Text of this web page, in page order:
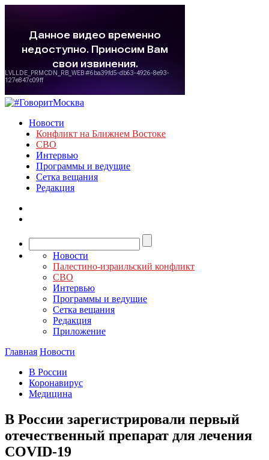
Новости
Конфликт на Ближнем Востоке
СВО
Интервью
Программы и ведущие
Сетка вещания
Редакция
Новости
Палестино-израильский конфликт
СВО
Интервью
Программы и ведущие
Сетка вещания
Редакция
Приложение
Главная Новости
В России
Коронавирус
Медицина
В России зарегистрировали первый
отечественный препарат для лечения
COVID-19